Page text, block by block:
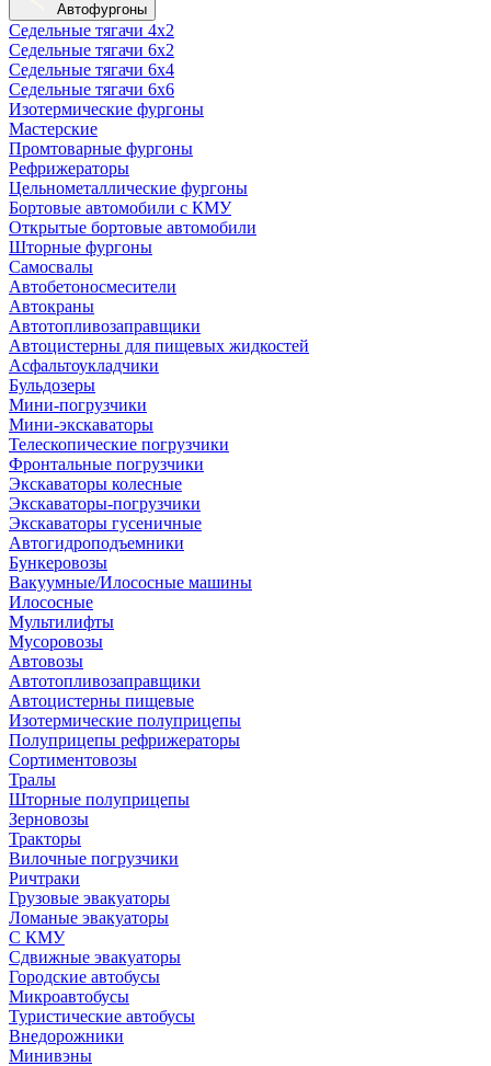
Автофургоны
Седельные тягачи 4х2
Седельные тягачи 6х2
Седельные тягачи 6х4
Седельные тягачи 6х6
Изотермические фургоны
Мастерские
Промтоварные фургоны
Рефрижераторы
Цельнометаллические фургоны
Бортовые автомобили с КМУ
Открытые бортовые автомобили
Шторные фургоны
Самосвалы
Автобетоносмесители
Автокраны
Автотопливозаправщики
Автоцистерны для пищевых жидкостей
Асфальтоукладчики
Бульдозеры
Мини-погрузчики
Мини-экскаваторы
Телескопические погрузчики
Фронтальные погрузчики
Экскаваторы колесные
Экскаваторы-погрузчики
Экскаваторы гусеничные
Автогидроподъемники
Бункеровозы
Вакуумные/Илососные машины
Илососные
Мультилифты
Мусоровозы
Автовозы
Автотопливозаправщики
Автоцистерны пищевые
Изотермические полуприцепы
Полуприцепы рефрижераторы
Сортиментовозы
Тралы
Шторные полуприцепы
Зерновозы
Тракторы
Вилочные погрузчики
Ричтраки
Грузовые эвакуаторы
Ломаные эвакуаторы
С КМУ
Сдвижные эвакуаторы
Городские автобусы
Микроавтобусы
Туристические автобусы
Внедорожники
Минивэны